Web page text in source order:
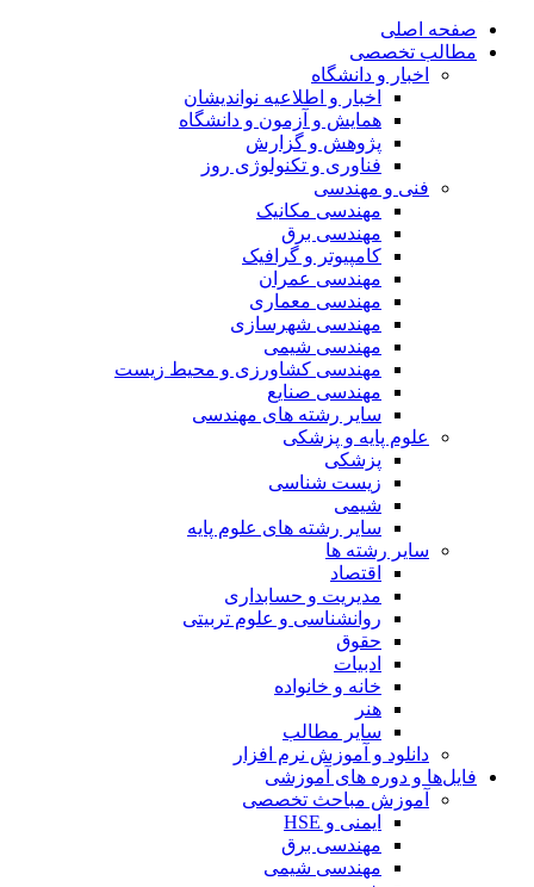
صفحه اصلی
مطالب تخصصی
اخبار و دانشگاه
اخبار و اطلاعیه نواندیشان
همایش و آزمون و دانشگاه
پژوهش و گزارش
فناوری و تکنولوژی روز
فنی و مهندسی
مهندسی مکانیک
مهندسی برق
کامپیوتر و گرافیک
مهندسی عمران
مهندسی معماری
مهندسی شهرسازی
مهندسی شیمی
مهندسی کشاورزی و محیط زیست
مهندسی صنایع
سایر رشته های مهندسی
علوم پایه و پزشکی
پزشکی
زیست شناسی
شیمی
سایر رشته های علوم پایه
سایر رشته ها
اقتصاد
مدیریت و حسابداری
روانشناسی و علوم تربیتی
حقوق
ادبیات
خانه و خانواده
هنر
سایر مطالب
دانلود و آموزش نرم افزار
فایل‌ها و دوره های آموزشی
آموزش مباحث تخصصی
ایمنی و HSE
مهندسی برق
مهندسی شیمی